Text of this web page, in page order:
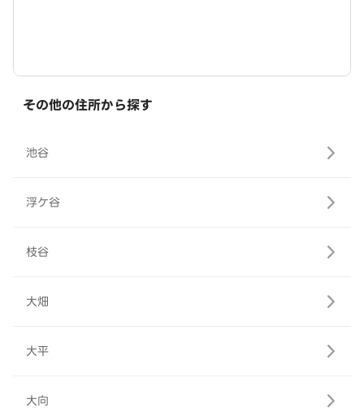
その他の住所から探す
池谷
浮ケ谷
枝谷
大畑
大平
大向